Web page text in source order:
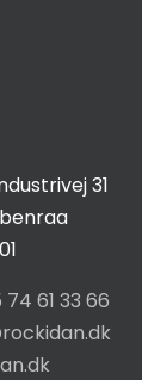
31
61 33 66